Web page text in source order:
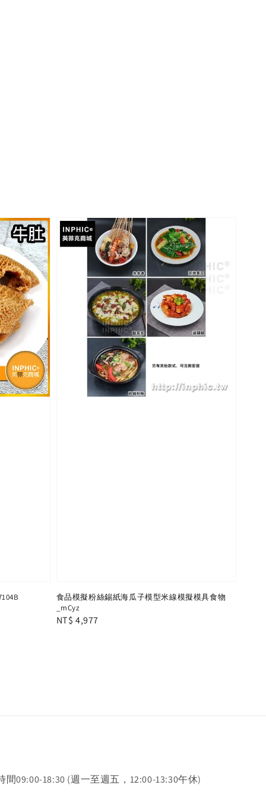
食品模擬粉絲錫紙海瓜子模型米線模擬模具食物
_mCyz
Regular
NT$ 4,977
間09:00-18:30 (週一至週五，12:00-13:30午休)